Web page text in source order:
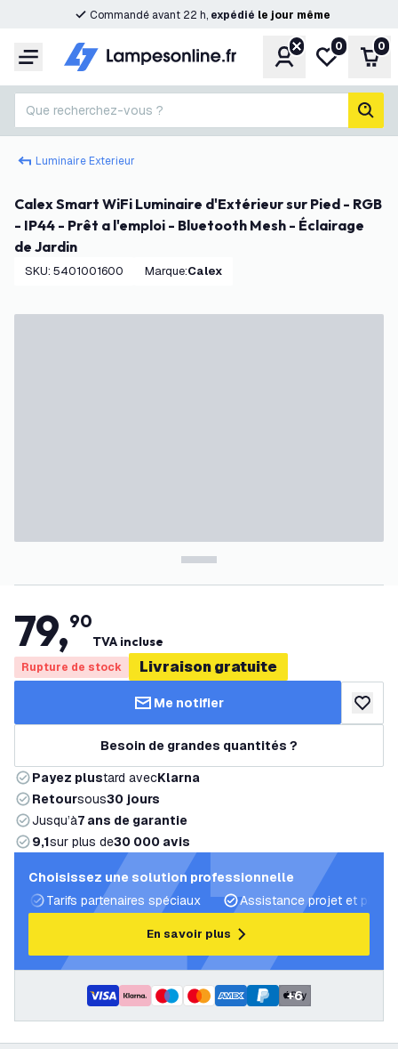
Commandé avant 22 h, expédié le jour même
Menu CompteMa liste de
0 0
Que recherchez-vous ?
Luminaire Exterieur
Calex Smart WiFi Luminaire d'Extérieur sur Pied - RGB
- IP44 - Prêt a l'emploi - Bluetooth Mesh - Éclairage
de Jardin
SKU: 5401001600 Marque: Calex
79,90
TVA incluse
Rupture de stock Livraison gratuite
Me notifier
Besoin de grandes quantités ?
Payez plustard avecKlarna
Retoursous30 jours
Jusqu’à7 ans de garantie
9,1sur plus de30 000 avis
Choisissez une solution professionnelle
Tarifs partenaires spéciaux
Assistance projet et plans
En savoir plus
+6